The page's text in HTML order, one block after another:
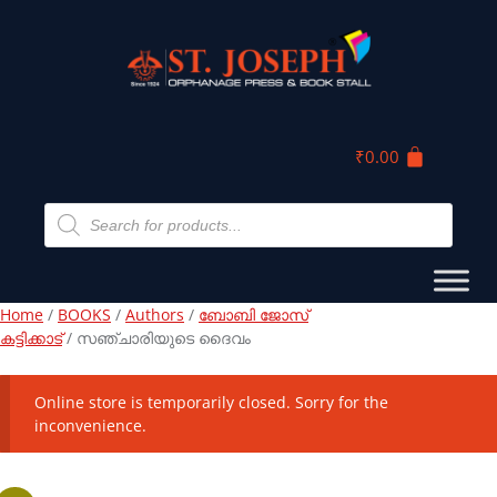
₹0.00
Home / BOOKS / Authors / ബോബി ജോസ്
കട്ടിക്കാട്/ സഞ്ചാരിയുടെ ദൈവം
Online store is temporarily closed. Sorry for the
inconvenience.